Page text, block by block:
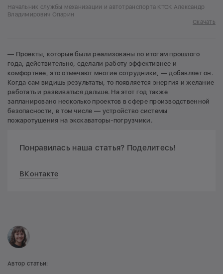
Начальник службы механизации и автотранспорта КТСК Александр
Владимирович Опарин
Скачать
— Проекты, которые были реализованы по итогам прошлого
года, действительно, сделали работу эффективнее и
комфортнее, это отмечают многие сотрудники, — добавляет он.
Когда сам видишь результаты, то появляется энергия и желание
работать и развиваться дальше. На этот год также
запланировано несколько проектов в сфере производственной
безопасности, в том числе — устройство системы
пожаротушения на экскаваторы-погрузчики.
Понравилась наша статья? Поделитесь!
ВКонтакте
Автор статьи: